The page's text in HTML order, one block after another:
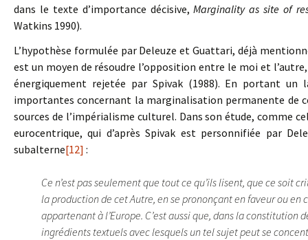
dans le texte d’importance décisive, Marginality as site of
Watkins 1990).
L’hypothèse formulée par Deleuze et Guattari, déjà
est un moyen de résoudre l’opposition entre le moi et
énergiquement rejetée par Spivak (1988). En portant
importantes concernant la marginalisation permanente de
sources de l’impérialisme culturel. Dans son étude, comme
eurocentrique, qui d’après Spivak est personnifiée par
subalterne[12] :
Ce n’est pas seulement que tout ce qu’ils lisent, que ce soit
la production de cet Autre, en se prononçant en faveur ou
appartenant à l’Europe. C’est aussi que, dans la constitution
ingrédients textuels avec lesquels un tel sujet peut se